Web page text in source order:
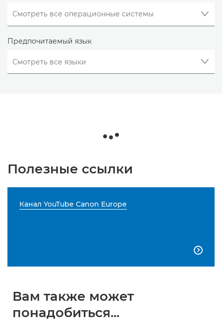
Предпочитаемый язык
Полезные ссылки
Канал YouTube Canon Europe

Вам также может
понадобиться...